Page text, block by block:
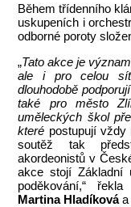
Během třídenního
uskupeních i
odborné poroty
„Tato akce je
ale i pro celou síť
dlouhodobě
také pro město
uměleckých škol
které postupují vždy
soutěž tak
akordeonistů v
akce stojí Základní
poděkování,“
Martina Hladíkováa